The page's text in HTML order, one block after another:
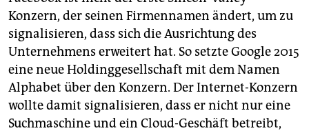
Konzern, der seinen Firmennamen ändert, um zu
signalisieren, dass sich die Ausrichtung des
Unternehmens erweitert hat. So setzte Google 2015
eine neue Holdinggesellschaft mit dem Namen
Alphabet über den Konzern. Der Internet-Konzern
wollte damit signalisieren, dass er nicht nur eine
Suchmaschine und ein Cloud-Geschäft betreibt,